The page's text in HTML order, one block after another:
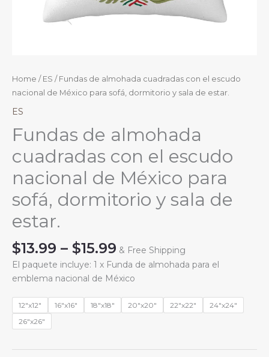
Home / ES / Fundas de almohada cuadradas con el escudo
nacional de México para sofá, dormitorio y sala de estar.
ES
Fundas de almohada
cuadradas con el escudo
nacional de México para
sofá, dormitorio y sala de
estar.
$13.99 – $15.99 Price
range:
$13.99
$15.99
& Free Shipping
El paquete incluye: 1 x Funda de almohada para el
emblema nacional de México
12"x12" 16"x16" 18"x18" 20"x20" 22"x22"
24"x24"
26"x26"